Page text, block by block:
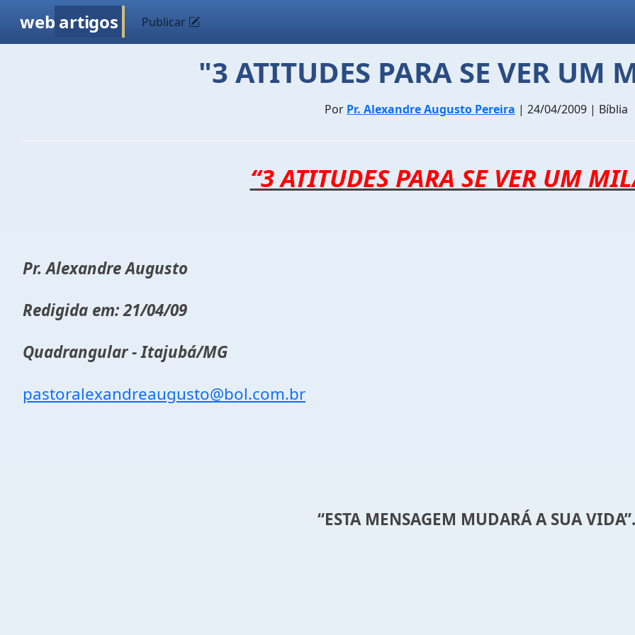
web artigos Publicar
"3 ATITUDES PARA SE VER UM
Por Pr. Alexandre Augusto Pereira | 24/04/2009 | Bíblia
“3 ATITUDES PARA SE VER UM
Pr. Alexandre Augusto
Redigida em: 21/04/09
Quadrangular - Itajubá/MG
pastoralexandreaugusto@bol.com.br
“ESTA MENSAGEM MUDARÁ A SUA VIDA”.